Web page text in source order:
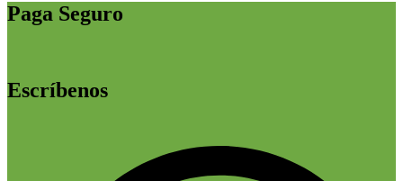
Paga Seguro
Escríbenos